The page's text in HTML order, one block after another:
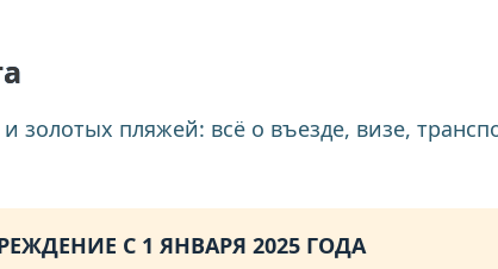
золотых пляжей: всё о въезде, визе,
С 1 ЯНВАРЯ 2025 ГОДА